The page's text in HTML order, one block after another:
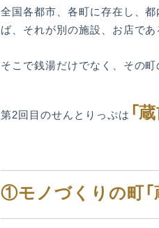
全国各都市、各町に存在し、
ば、それが別の施設、お店で
そこで銭湯だけでなく、その
第2回目のせんとりっぷは 「
①モノづくりの町「